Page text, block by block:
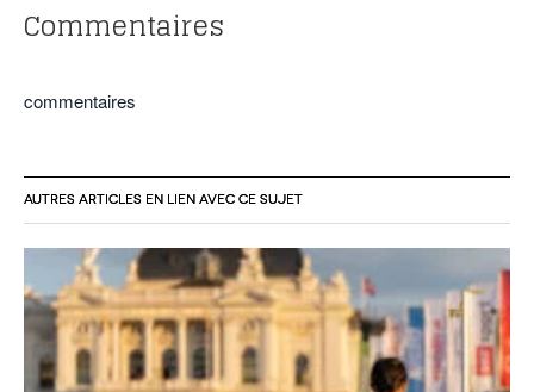
Commentaires
commentaires
AUTRES ARTICLES EN LIEN AVEC CE SUJET